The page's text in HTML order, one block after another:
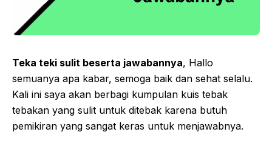
Teka teki sulit beserta jawabannya, Hallo
semuanya apa kabar, semoga baik dan sehat selalu.
Kali ini saya akan berbagi kumpulan kuis tebak
tebakan yang sulit untuk ditebak karena butuh
pemikiran yang sangat keras untuk menjawabnya.